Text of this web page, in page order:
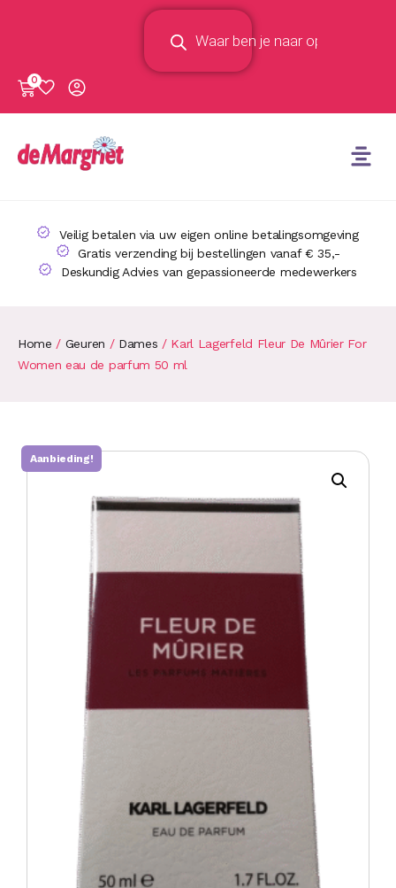
0
Veilig betalen via uw eigen online betalingsomgeving
Gratis verzending bij bestellingen vanaf € 35,-
Deskundig Advies van gepassioneerde medewerkers
Home / Geuren / Dames / Karl Lagerfeld Fleur De Mûrier For
Women eau de parfum 50 ml
Aanbieding!